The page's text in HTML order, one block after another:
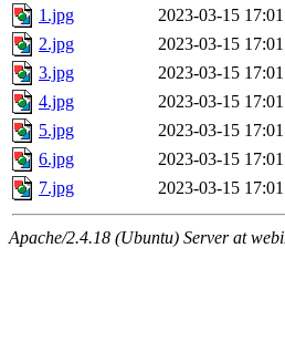
1.jpg
2023-03-15 17:01
2.jpg
2023-03-15 17:01
3.jpg
2023-03-15 17:01
4.jpg
2023-03-15 17:01
5.jpg
2023-03-15 17:01
6.jpg
2023-03-15 17:01
7.jpg
2023-03-15 17:01
Apache/2.4.18 (Ubuntu) Server at